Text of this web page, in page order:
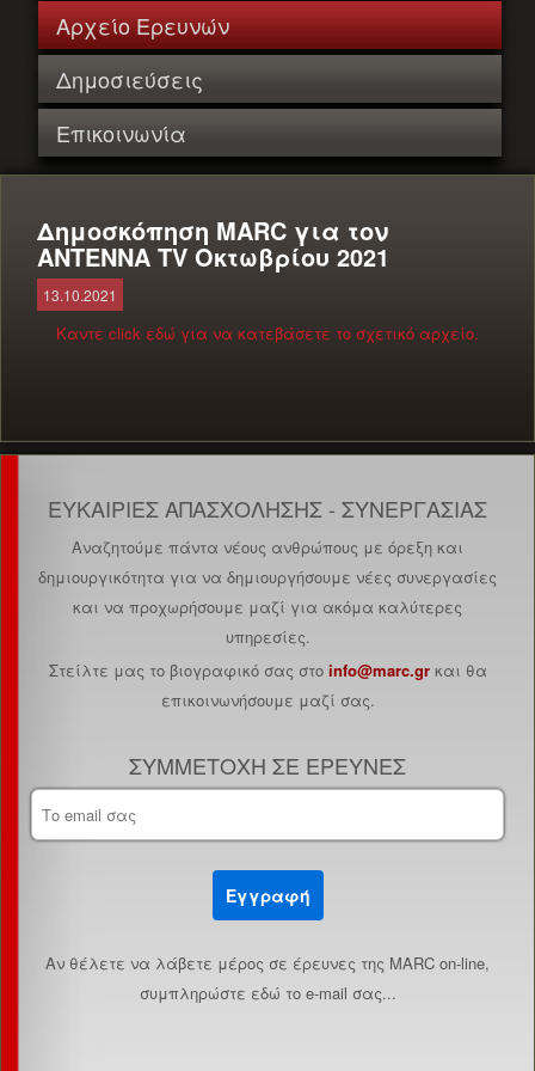
Αρχείο Ερευνών
Δημοσιεύσεις
Επικοινωνία
Δημοσκόπηση MARC για τον
ANTENNA TV Οκτωβρίου 2021
13.10.2021
Καντε click εδώ για να κατεβάσετε το σχετικό αρχείο.
ΕΥΚΑΙΡΙΕΣ ΑΠΑΣΧΟΛΗΣΗΣ - ΣΥΝΕΡΓΑΣΙΑΣ
Αναζητούμε πάντα νέους ανθρώπους με όρεξη και
δημιουργικότητα για να δημιουργήσουμε νέες συνεργασίες
και να προχωρήσουμε μαζί για ακόμα καλύτερες
υπηρεσίες.
Στείλτε μας το βιογραφικό σας στο info@marc.grκαι θα
επικοινωνήσουμε μαζί σας.
ΣΥΜΜΕΤΟΧΗ ΣΕ ΕΡΕΥΝΕΣ
Εγγραφή
Aν θέλετε να λάβετε μέρος σε έρευνες της MARC on-line,
συμπληρώστε εδώ το e-mail σας...